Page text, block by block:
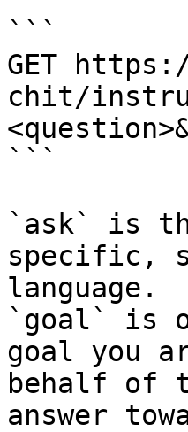
```
GET
chit/
```
`ask` is
specific,
language.
`goal` is
goal you
behalf of
answer